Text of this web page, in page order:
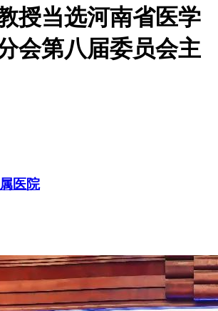
授当选河南省医学
会第八届委员会主
医院